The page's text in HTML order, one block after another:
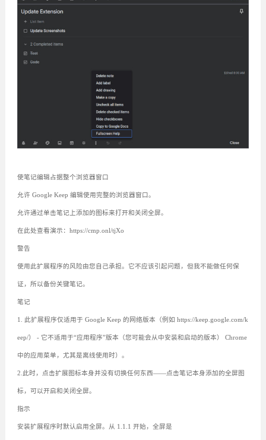
使笔记编辑占据整个浏览器窗口
允许 Google Keep 编辑使用完整的浏览器窗口。
允许通过单击笔记上添加的图标来打开和关闭全屏。
在此处查看演示：https://cmp.onl/tjXo
警告
使用此扩展程序的风险由您自己承担。它不应该引起问题，但我不能做任何保
证，所以备份关键笔记。
笔记
1. 此扩展程序仅适用于 Google Keep 的网络版本（例如 https://keep.google.com/k
eep/） - 它不适用于“应用程序”版本（您可能会从中安装和启动的版本） Chrome
中的应用菜单，尤其是离线使用时）。
2.此时，点击扩展图标本身并没有切换任何东西——点击笔记本身添加的全屏图
标，可以开启和关闭全屏。
指示
安装扩展程序时默认启用全屏。从 1.1.1 开始，全屏是